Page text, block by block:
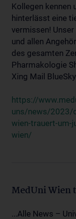
Kollegen kennen
hinterlässt eine
vermissen!
und allen
des gesamten
Pharmakologie
Xing Mail
https://
uns/news/2023/
wien-trauert-um-
wien/
MedUni Wien
...Alle News –